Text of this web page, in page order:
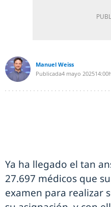
Manuel Weiss
Publicada4 mayo 202514:00h
Ya ha llegado el tan
27.697 médicos que
examen para realizar